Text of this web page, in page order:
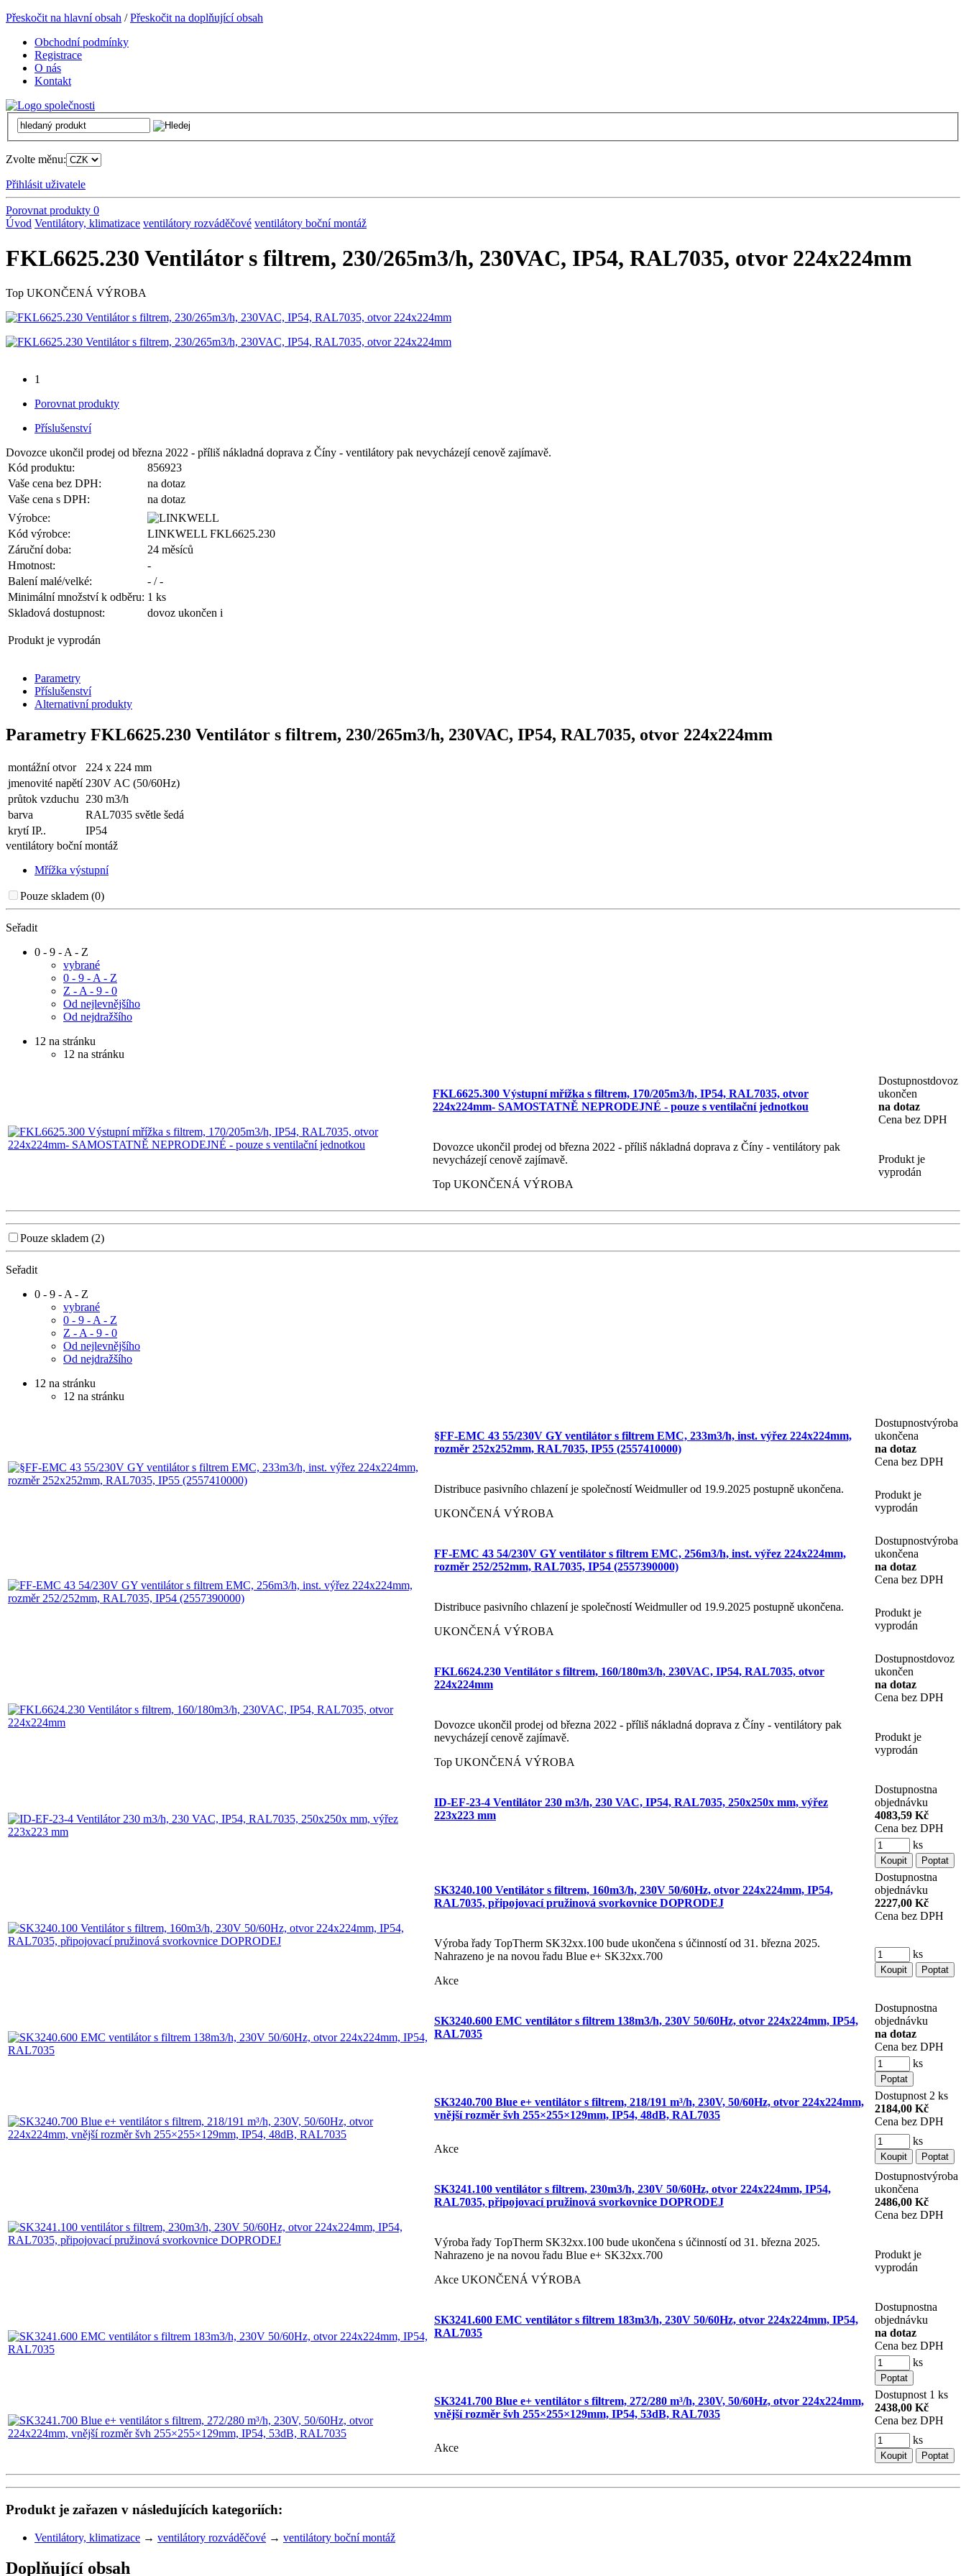
Přeskočit na hlavní obsah /Přeskočit na doplňující obsah
Obchodní podmínky
Registrace
O nás
Kontakt
Zvolte měnu:
Přihlásit uživatele
Porovnat produkty 0
Úvod Ventilátory, klimatizace ventilátory rozváděčové ventilátory boční montáž
FKL6625.230 Ventilátor s filtrem, 230/265m3/h, 230VAC, IP54, RAL7035, otvor 224x224mm
Top UKONČENÁ VÝROBA
1
Porovnat produkty
Příslušenství
Dovozce ukončil prodej od března 2022 - příliš nákladná doprava z Číny - ventilátory pak nevycházejí cenově zajímavě.
Kód produktu:
856923
Vaše cena bez DPH:
na dotaz
Vaše cena s DPH:
na dotaz
Výrobce:
Kód výrobce:
LINKWELL FKL6625.230
Záruční doba:
24 měsíců
Hmotnost:
-
Balení malé/velké:
- / -
Minimální množství k odběru: 1 ks
Skladová dostupnost:
dovoz ukončen i
Produkt je vyprodán
Parametry
Příslušenství
Alternativní produkty
Parametry FKL6625.230 Ventilátor s filtrem, 230/265m3/h, 230VAC, IP54, RAL7035, otvor 224x224mm
montážní otvor
224 x 224 mm
jmenovité napětí 230V AC (50/60Hz)
průtok vzduchu
230 m3/h
barva
RAL7035 světle šedá
krytí IP..
IP54
ventilátory boční montáž
Mřížka výstupní
Pouze skladem (0)
Seřadit
0 - 9 - A - Z
vybrané
0 - 9 - A - Z
Z - A - 9 - 0
Od nejlevnějšího
Od nejdražšího
12 na stránku
12 na stránku
FKL6625.300 Výstupní mřížka s filtrem, 170/205m3/h, IP54, RAL7035, otvor
224x224mm- SAMOSTATNĚ NEPRODEJNÉ - pouze s ventilační jednotkou
Dostupnostdovoz
ukončen
na dotaz
Cena bez DPH
Dovozce ukončil prodej od března 2022 - příliš nákladná doprava z Číny - ventilátory pak
nevycházejí cenově zajímavě.
Top UKONČENÁ VÝROBA
Produkt je
vyprodán
Pouze skladem (2)
Seřadit
0 - 9 - A - Z
vybrané
0 - 9 - A - Z
Z - A - 9 - 0
Od nejlevnějšího
Od nejdražšího
12 na stránku
12 na stránku
§FF-EMC 43 55/230V GY ventilátor s filtrem EMC, 233m3/h, inst. výřez 224x224mm,
rozměr 252x252mm, RAL7035, IP55 (2557410000)
Dostupnostvýroba
ukončena
na dotaz
Cena bez DPH
Distribuce pasivního chlazení je společností Weidmuller od 19.9.2025 postupně ukončena.
UKONČENÁ VÝROBA
Produkt je
vyprodán
FF-EMC 43 54/230V GY ventilátor s filtrem EMC, 256m3/h, inst. výřez 224x224mm,
rozměr 252/252mm, RAL7035, IP54 (2557390000)
Dostupnostvýroba
ukončena
na dotaz
Cena bez DPH
Distribuce pasivního chlazení je společností Weidmuller od 19.9.2025 postupně ukončena.
UKONČENÁ VÝROBA
Produkt je
vyprodán
FKL6624.230 Ventilátor s filtrem, 160/180m3/h, 230VAC, IP54, RAL7035, otvor
224x224mm
Dostupnostdovoz
ukončen
na dotaz
Cena bez DPH
Dovozce ukončil prodej od března 2022 - příliš nákladná doprava z Číny - ventilátory pak
nevycházejí cenově zajímavě.
Top UKONČENÁ VÝROBA
Produkt je
vyprodán
ID-EF-23-4 Ventilátor 230 m3/h, 230 VAC, IP54, RAL7035, 250x250x mm, výřez
223x223 mm
Dostupnostna
objednávku
4083,59 Kč
Cena bez DPH
ks
SK3240.100 Ventilátor s filtrem, 160m3/h, 230V 50/60Hz, otvor 224x224mm, IP54,
RAL7035, připojovací pružinová svorkovnice DOPRODEJ
Dostupnostna
objednávku
2227,00 Kč
Cena bez DPH
Výroba řady TopTherm SK32xx.100 bude ukončena s účinností od 31. března 2025.
Nahrazeno je na novou řadu Blue e+ SK32xx.700
Akce
ks
SK3240.600 EMC ventilátor s filtrem 138m3/h, 230V 50/60Hz, otvor 224x224mm, IP54,
RAL7035
Dostupnostna
objednávku
na dotaz
Cena bez DPH
ks
SK3240.700 Blue e+ ventilátor s filtrem, 218/191 m³/h, 230V, 50/60Hz, otvor 224x224mm,
vnější rozměr švh 255×255×129mm, IP54, 48dB, RAL7035
Dostupnost 2 ks
2184,00 Kč
Cena bez DPH
Akce
ks
SK3241.100 ventilátor s filtrem, 230m3/h, 230V 50/60Hz, otvor 224x224mm, IP54,
RAL7035, připojovací pružinová svorkovnice DOPRODEJ
Dostupnostvýroba
ukončena
2486,00 Kč
Cena bez DPH
Výroba řady TopTherm SK32xx.100 bude ukončena s účinností od 31. března 2025.
Nahrazeno je na novou řadu Blue e+ SK32xx.700
Akce UKONČENÁ VÝROBA
Produkt je
vyprodán
SK3241.600 EMC ventilátor s filtrem 183m3/h, 230V 50/60Hz, otvor 224x224mm, IP54,
RAL7035
Dostupnostna
objednávku
na dotaz
Cena bez DPH
ks
SK3241.700 Blue e+ ventilátor s filtrem, 272/280 m³/h, 230V, 50/60Hz, otvor 224x224mm,
vnější rozměr švh 255×255×129mm, IP54, 53dB, RAL7035
Dostupnost 1 ks
2438,00 Kč
Cena bez DPH
Akce
ks
Produkt je zařazen v následujících kategoriích:
Ventilátory, klimatizace → ventilátory rozváděčové → ventilátory boční montáž
Doplňující obsah